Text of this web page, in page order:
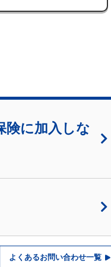
険に加入しな
よくあるお問い合わせ一覧